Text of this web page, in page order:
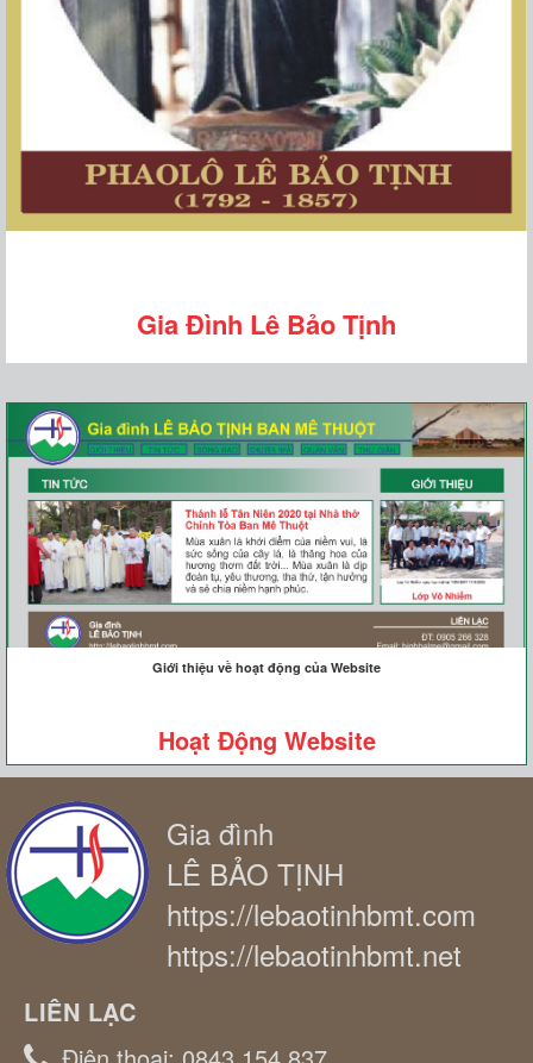
Gia Đình Lê Bảo Tịnh
Giới thiệu về hoạt động của Website
Hoạt Động Website
Gia đình
LÊ BẢO TỊNH
https://lebaotinhbmt.com
https://lebaotinhbmt.net
LIÊN LẠC